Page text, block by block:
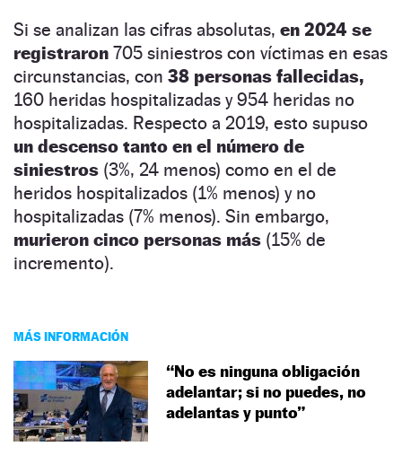
Si se analizan las cifras absolutas, en 2024 se
registraron 705 siniestros con víctimas en esas
circunstancias, con 38 personas fallecidas,
160 heridas hospitalizadas y 954 heridas no
hospitalizadas. Respecto a 2019, esto supuso
un descenso tanto en el número de
siniestros (3%, 24 menos) como en el de
heridos hospitalizados (1% menos) y no
hospitalizadas (7% menos). Sin embargo,
murieron cinco personas más (15% de
incremento).
MÁS INFORMACIÓN
“No es ninguna obligación
adelantar; si no puedes, no
adelantas y punto”